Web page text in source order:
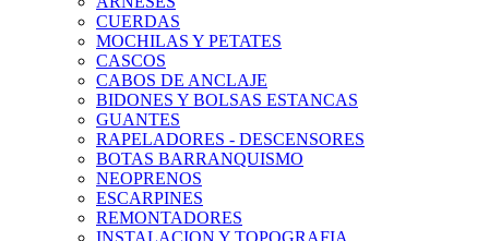
CUERDAS
MOCHILAS Y PETATES
CASCOS
CABOS DE ANCLAJE
BIDONES Y BOLSAS ESTANCAS
GUANTES
RAPELADORES - DESCENSORES
BOTAS BARRANQUISMO
NEOPRENOS
ESCARPINES
REMONTADORES
INSTALACION Y TOPOGRAFIA